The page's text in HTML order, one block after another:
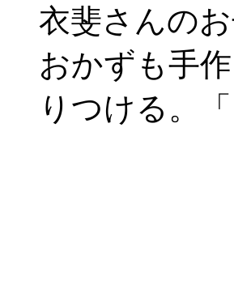
衣斐さんの
おかずも手
りつける。